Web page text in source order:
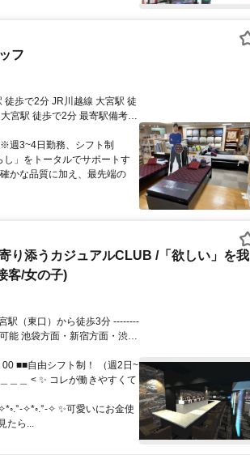
フ
歩で2分 JR川越線 大宮駅 徒
歩で2分 最寄駅備考
週3~4日勤務、シフト制
」をトータルでサポートす
かな品質に加え、最先端の
り添うカジュアルCLUB /「欲しい」を我
客/女の子)
〈私鉄〉 ・埼玉
■■自由シフト制！ （週2日~
＿＿ < ✨ コレが働きやすくて
✧*◦.°-✧ ✨可愛いにお金使
たら...